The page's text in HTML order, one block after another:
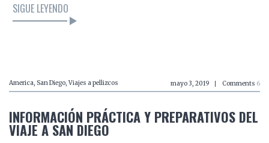
SIGUE LEYENDO
America San Diego Viajes a pellizcos mayo 3, 2019 Comments 6
INFORMACIÓN PRÁCTICA Y PREPARATIVOS DEL
VIAJE A SAN DIEGO